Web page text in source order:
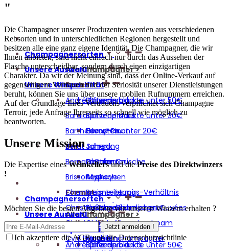
Champagnersorten
Alle Champagner >
Spezifität
Blanc de blancs
Blanc de Noirs
Grand Cru
Jahrgang
Premier Cru
Rosé
Format
Flasche Champagner
Champagner Jeroboam
Magnum
Unsere Auswahl
Preis
Spitzenprodukte unter 50€
Spitzenprodukte unter 30€
Favoriten unter 20€
Stil
Gastronomische
Atypischen
Preis-Leistungs-Verhältnis
Außergewöhnlichen Cuvées
Seltene Flaschen
Parzellenchampagner
Unsere Winzer
André Chemin
Bardiau
Barthélémy-Pinot
Berat Schenk
Bernard Robert
Brisson Lahaye
Champagne Terroir
Christian Naudé
Christophe Lefèvre
Cyril Banchet
Champagnersorten
Alle Champagner >
Spezifität
Blanc de blancs
Unsere Auswahl
Preis
Spitzenprodukte unter 50€
Unsere Winzer
André Chemin
"
Die Champagner unserer Produzenten werden aus verschiedenen
Rebsorten und in unterschiedlichen Regionen hergestellt und
besitzen alle eine ganz eigene Identität. Die Champagner, die wir
Ihnen anbieten, sind nicht einfach nur durch das Aussehen der
Flasche unterscheidbar, sondern durch einen einzigartigen
Charakter. Da wir der Meinung sind, dass der Online-Verkauf auf
gegenseitigem Vertrauen und der Seriosität unserer Dienstleistungen
beruht, können Sie uns über unsere mobilen Rufnummern erreichen.
Auf der Grundlage Ihres Vertrauens verpflichtet sich Champagne
Terroir, jede Anfrage Ihrerseits so schnell wie möglich zu
beantworten.
Unsere Mission
Die Expertise einesWeinkellersund diePreise des Direktwinzers
!
Möchten Sie die besten Angebote von unseren Winzern erhalten ?
Jetzt anmelden !
Ich akzeptiere die AGB und die Datenschutzrichtlinie